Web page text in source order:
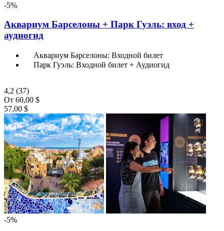
-5%
Аквариум Барселоны + Парк Гуэль: вход +
аудиогид
Аквариум Барселоны: Входной билет
Парк Гуэль: Входной билет + Аудиогид
4,2 (37)
От 60,00 $
57,00 $
-5%